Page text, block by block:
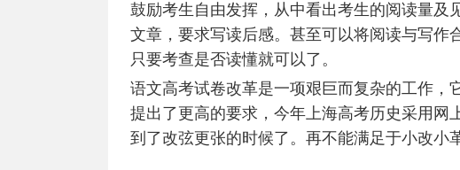
鼓励考生自由发挥，从中看出考生的阅读量及
文章，要求写读后感。甚至可以将阅读与写作
只要考查是否读懂就可以了。
语文高考试卷改革是一项艰巨而复杂的工作，
提出了更高的要求，今年上海高考历史采用网
到了改弦更张的时候了。再不能满足于小改小